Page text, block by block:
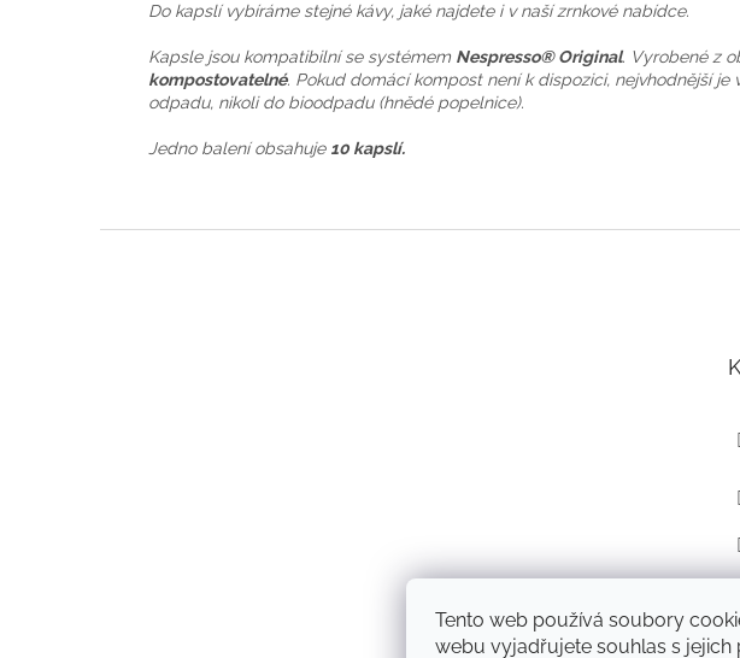
Tento web používá soubory
webu vyjadřujete souhlas s jejich
Do kapslí vybíráme stejné kávy, jaké najdete i v naší zrnkové nabídce.
Kapsle jsou kompatibilní se systémem Nespresso® Original. Vyrobené z
kompostovatelné. Pokud domácí kompost není k dispozici, nejvhodnější je
odpadu, nikoli do bioodpadu (hnědé popelnice).
Jedno balení obsahuje 10 kapslí.